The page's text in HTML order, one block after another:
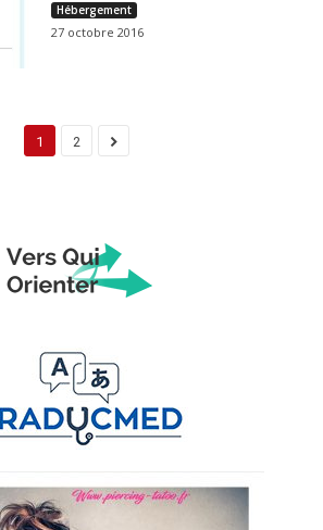
Hébergement
27 octobre 2016
1 2